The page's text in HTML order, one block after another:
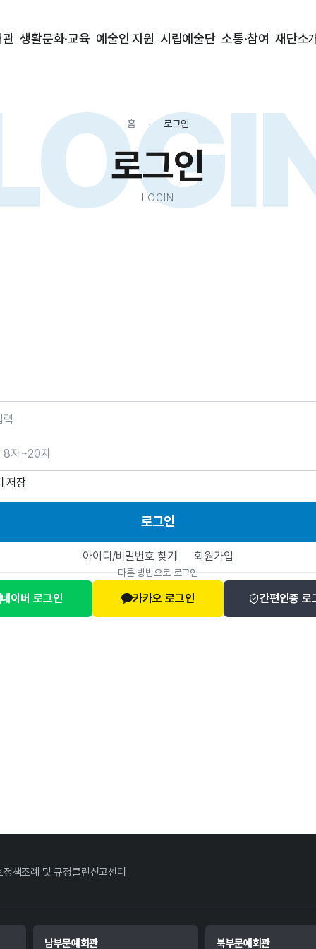
관 생활문화·교육 예술인 지원 시립예술단 소통·참여 재단소
홈 로그인
로그인
LOGIN
저장
로그인
아이디/비밀번호 찾기 회원가입
다른 방법으로 로그인
네이버 로그인 카카오 로그인 간편인증 로
정책조례 및 규정클린신고센터
남부문예회관 북부문예회관